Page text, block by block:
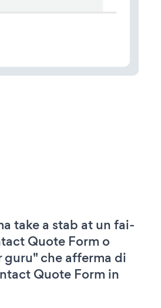
take a stab at un fai-
Quote Form o
che afferma di
Quote Form in